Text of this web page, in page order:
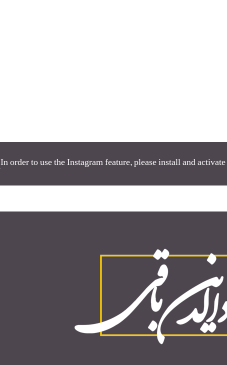
In order to use the Instagram feature, please install and activate